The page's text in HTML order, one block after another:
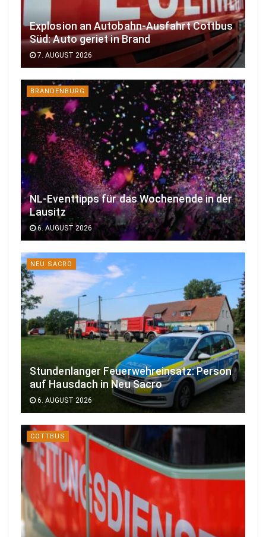
Explosion an Autobahn-Ausfahrt Cottbus
Süd: Auto geriet in Brand
7. AUGUST 2026
BRANDENBURG
NL-Eventtipps für das Wochenende in der
Lausitz
6. AUGUST 2026
NEU SACRO
Stundenlanger Feuerwehreinsatz: Person
auf Hausdach in Neu Sacro
6. AUGUST 2026
COTTBUS